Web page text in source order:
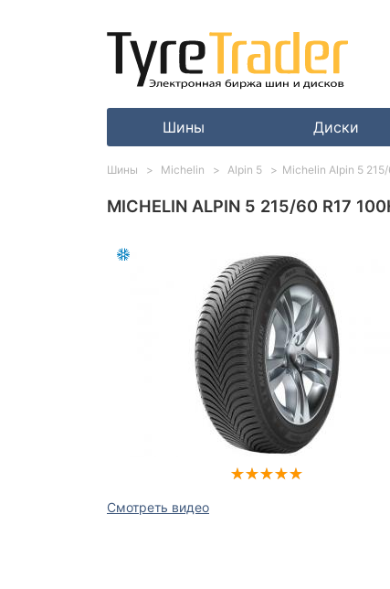
Шины Диски
MICHELIN ALPIN 5 215/60 R17
Смотреть видео
Шины Michelin Alpin 5 Michelin Alpin 5